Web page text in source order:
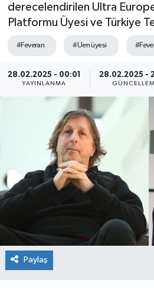
derecelendirilen Ultra
Platformu Üyesi ve Türkiye
#Feveran #Uen üyesi
28.02.2025 - 00:01
YAYINLANMA
28.02.2025 -
Paylaş
OSB
ŞİRKET PANO
SÖYLEŞİ
ÜLKE
YAŞAM